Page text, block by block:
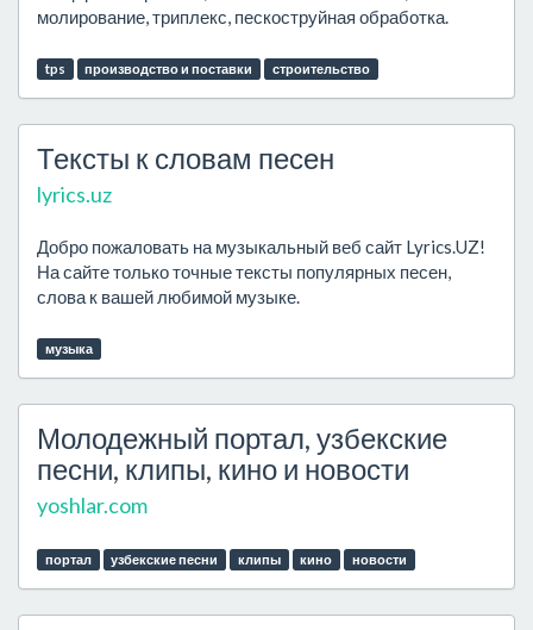
молирование, триплекс, пескоструйная обработка.
tps производство и поставки строительство
Тексты к словам песен
lyrics.uz
Добро пожаловать на музыкальный веб сайт Lyrics.UZ!
На сайте только точные тексты популярных песен,
слова к вашей любимой музыке.
музыка
Молодежный портал, узбекские
песни, клипы, кино и новости
yoshlar.com
портал узбекские песни клипы кино новости